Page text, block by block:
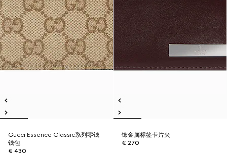
Gucci Essence Classic系列零钱
钱包
€ 430
饰金属标签卡片夹
€ 270